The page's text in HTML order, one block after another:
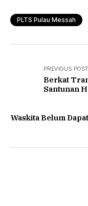
PLTS Pulau Messah
PREVIOUS POST
Berkat
Santunan
Waskita Belum